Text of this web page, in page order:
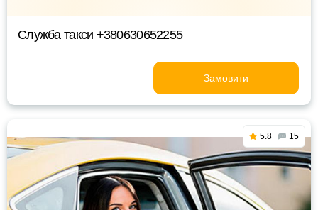
Служба такси +380630652255
Замовити
5.8 15